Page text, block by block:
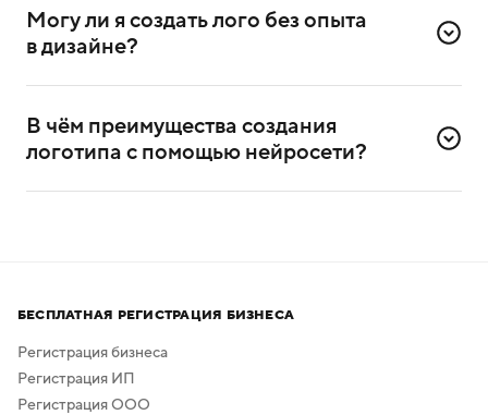
и цвет. Если захотите, сможете добавить название
компании и её слоган (дескриптор).
Могу ли я создать лого без опыта
в дизайне?
дизайнерского опыта. Он разработан специально для
самостоятельного создания логотипов.
В чём преимущества создания
логотипа с помощью нейросети?
а скачать результат можно бесплатно в высоком
качестве. Дополнительная обработка не нужна —
в сервисе предусмотрено скачивание логотипа без
фона.
БЕСПЛАТНАЯ РЕГИСТРАЦИЯ БИЗНЕСА
Регистрация бизнеса
Регистрация ИП
Регистрация ООО